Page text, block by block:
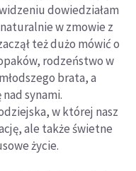
dowiedziałam
naturalnie w zmowie z
też dużo mówić o
rodzeństwo w
brata, a
synami.
w której nasz
ale także świetne
życie.